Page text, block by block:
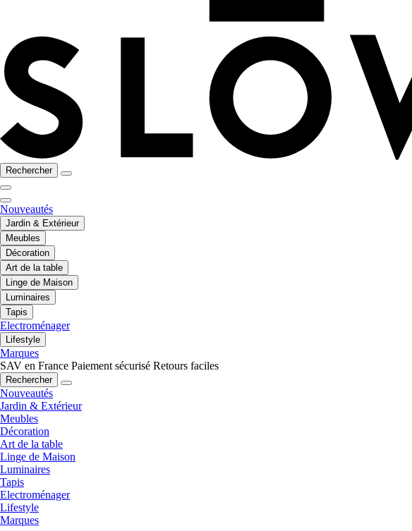
Rechercher
Nouveautés
Jardin & Extérieur
Meubles
Décoration
Art de la table
Linge de Maison
Luminaires
Tapis
Electroménager
Lifestyle
Marques
SAV en France Paiement sécurisé Retours faciles
Rechercher
Nouveautés
Jardin & Extérieur
Meubles
Décoration
Art de la table
Linge de Maison
Luminaires
Tapis
Electroménager
Lifestyle
Marques